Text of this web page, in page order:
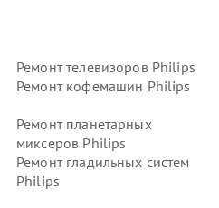
Ремонт телевизоров Philips
Ремонт кофемашин Philips
Ремонт планетарных
миксеров Philips
Ремонт гладильных систем
Philips